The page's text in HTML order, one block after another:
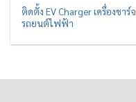
ติดตั้ง EV Charger เครื่องชาร์จ
รถยนต์ไฟฟ้า